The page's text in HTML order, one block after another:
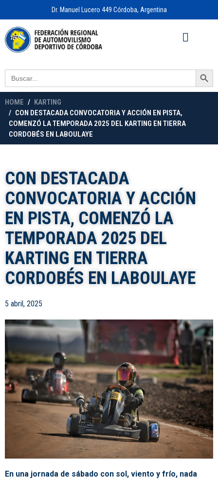
Dr. Manuel Lucero 449 Córdoba, Argentina
Search
for:
Search Button
HOME
KARTING
CON DESTACADA CONVOCATORIA Y ACCIÓN EN PISTA,
COMENZÓ LA TEMPORADA 2025 DEL KARTING EN TIERRA
CORDOBÉS EN LABOULAYE
CON DESTACADA
CONVOCATORIA Y ACCIÓN
EN PISTA, COMENZÓ LA
TEMPORADA 2025 DEL
KARTING EN TIERRA
CORDOBÉS EN LABOULAYE
5 abril, 2025
En una jornada de sábado con sol, viento y frío, nada